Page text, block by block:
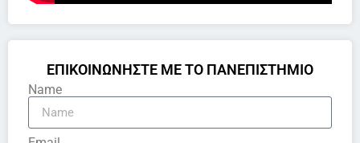
ΕΠΙΚΟΙΝΩΝΗΣΤΕ ΜΕ ΤΟ ΠΑΝΕΠΙΣΤΗΜΙΟ
Name